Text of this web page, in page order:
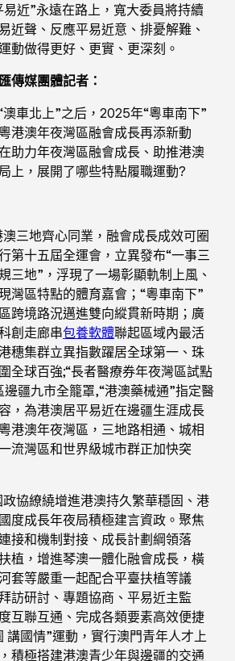
易近”永遠在路上，寬大委員將持續
近聲、反應平易近意、排憂解難、
動做得更好、更實、更深刻。
傳媒團體記者：
澳車北上”之后，2025年“粵車南下”
港澳年夜灣區融會成長再添新動
助力年夜灣區融會成長、助推港澳
上，展開了哪些特點履職運動?
三地齊心同業，融會成長成效可圈
第十五屆全運會，立異發布“一事三
三地”，浮現了一場彰顯軌制上風、
灣區特點的體育嘉會；“粵車南下”
跨境路況邁進雙向縱貫新時期；廣
創走廊串包養軟體聯起區域內最活
穗集群立異指數躍居全球第一、珠
全球百強;“長者醫療券年夜灣區試點
疆九市全籠罩,“港澳藥械通”指定醫
，為港澳居平易近在邊疆生涯成長
港澳年夜灣區，三地路相通、城相
流灣區和世界級城市群正加快突
協繚繞增進港澳持久繁華穩固、港
度成長年夜局積極建言資政。聚焦
接和機制對接、成長計劃綱領落
植，增進琴澳一體化融會成長，橫
套等嚴重一起配合平臺扶植等議
訪研討、專題協商、平易近主監
互聯互通、完成各類要素高效便捷
講國情”運動，實行澳門青年人才上
積極搭建港澳青少年與邊疆的交通